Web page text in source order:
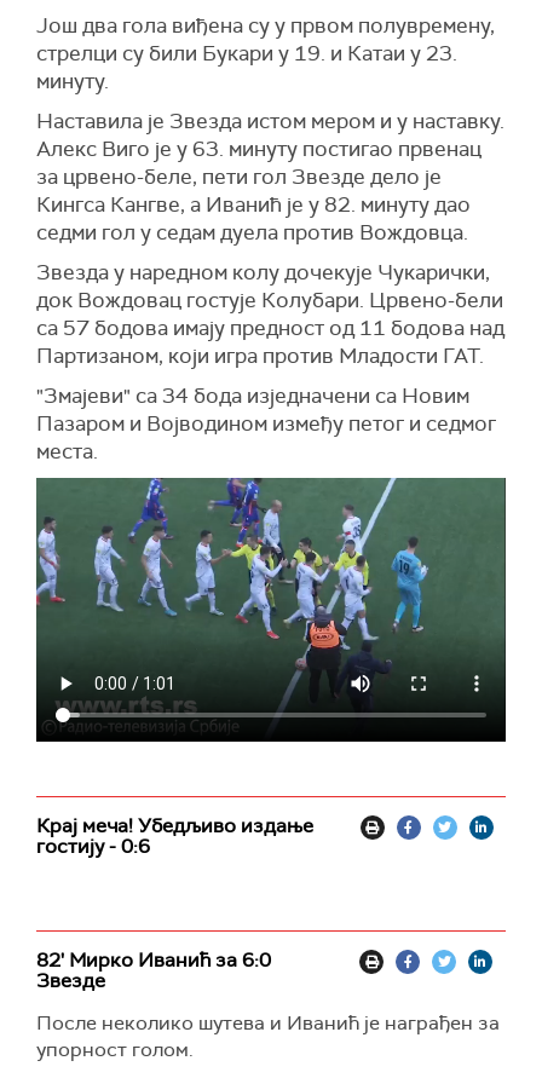
Још два гола виђена су у првом полувремену,
стрелци су били Букари у 19. и Катаи у 23.
минуту.
Наставила је Звезда истом мером и у наставку.
Алекс Виго је у 63. минуту постигао првенац
за црвено-беле, пети гол Звезде дело је
Кингса Кангве, а Иванић је у 82. минуту дао
седми гол у седам дуела против Вождовца.
Звезда у наредном колу дочекује Чукарички,
док Вождовац гостује Колубари. Црвено-бели
са 57 бодова имају предност од 11 бодова над
Партизаном, који игра против Младости ГАТ.
"Змајеви" са 34 бода изједначени са Новим
Пазаром и Војводином између петог и седмог
места.
Крај меча! Убедљиво издање
гостију - 0:6
82' Мирко Иванић за 6:0
Звезде
После неколико шутева и Иванић је награђен за
упорност голом.